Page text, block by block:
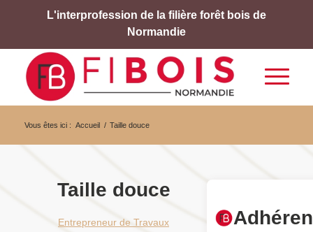
L'interprofession de la filière forêt bois de
Normandie
Vous êtes ici : Accueil / Taille douce
Taille douce
Entrepreneur de Travaux